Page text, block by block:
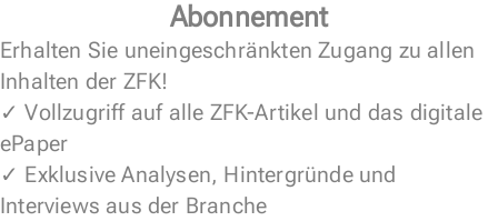
Abonnement
Erhalten Sie uneingeschränkten Zugang zu allen
Inhalten der ZFK!
✓ Vollzugriff auf alle ZFK-Artikel und das digitale
ePaper
✓ Exklusive Analysen, Hintergründe und
Interviews aus der Branche